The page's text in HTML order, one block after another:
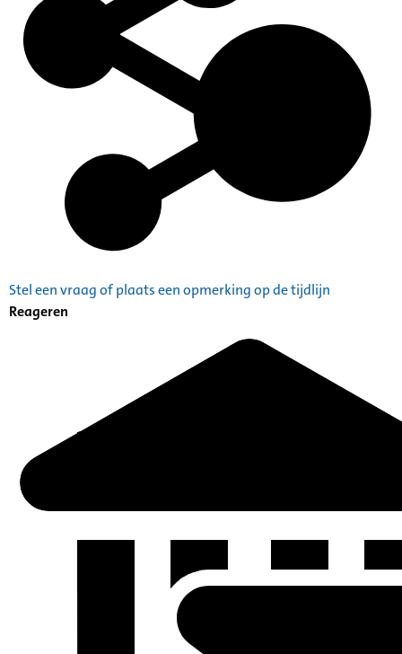
Stel een vraag of plaats een opmerking op de tijdlijn
Reageren